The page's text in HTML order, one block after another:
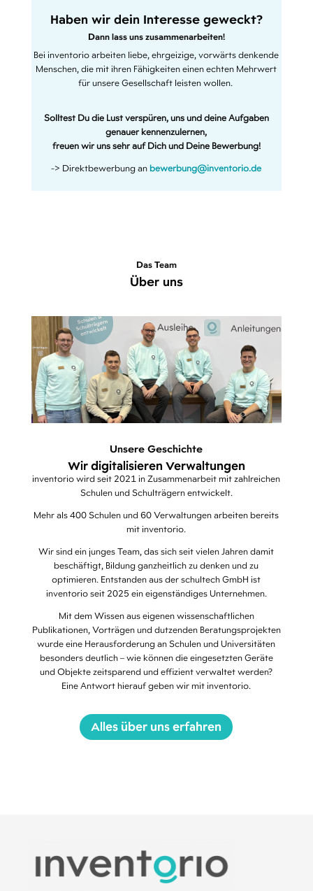
Haben wir dein Interesse geweckt?
Dann lass uns zusammenarbeiten!
Bei inventorio arbeiten liebe, ehrgeizige, vorwärts denkende
Menschen, die mit ihren Fähigkeiten einen echten Mehrwert
für unsere Gesellschaft leisten wollen.
Solltest Du die Lust verspüren, uns und deine Aufgaben
genauer kennenzulernen,
freuen wir uns sehr auf Dich und Deine Bewerbung!
-> Direktbewerbung an bewerbung@inventorio.de
Das Team
Über uns
Unsere Geschichte
Wir digitalisieren Verwaltungen
inventorio wird seit 2021 in Zusammenarbeit mit zahlreichen
Schulen und Schulträgern entwickelt.
Mehr als 400 Schulen und 60 Verwaltungen arbeiten bereits
mit inventorio.
Wir sind ein junges Team, das sich seit vielen Jahren damit
beschäftigt, Bildung ganzheitlich zu denken und zu
optimieren. Entstanden aus der schultech GmbH ist
inventorio seit 2025 ein eigenständiges Unternehmen.
Mit dem Wissen aus eigenen wissenschaftlichen
Publikationen, Vorträgen und dutzenden Beratungsprojekten
wurde eine Herausforderung an Schulen und Universitäten
besonders deutlich – wie können die eingesetzten Geräte
und Objekte zeitsparend und effizient verwaltet werden?
Eine Antwort hierauf geben wir mit inventorio.
Alles über uns erfahren